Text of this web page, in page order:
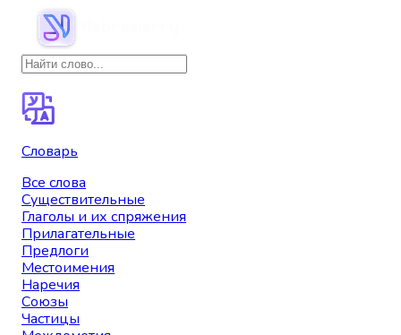
Словарь
Все слова
Существительные
Глаголы и их спряжения
Прилагательные
Предлоги
Местоимения
Наречия
Союзы
Частицы